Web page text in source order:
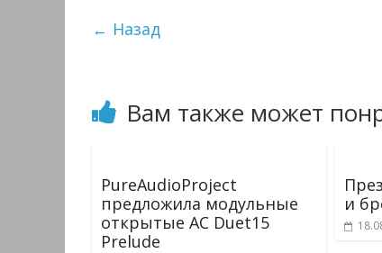
← Назад
Вам также может
PureAudioProject
предложила модульные
открытые АС Duet15
Prelude
и